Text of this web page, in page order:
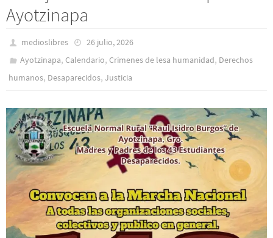
Ayotzinapa
medioslibres
26 julio, 2026
Ayotzinapa,Calendario,Crímenes de lesa humanidad, Derechos
humanos, Desaparecidos, Justicia